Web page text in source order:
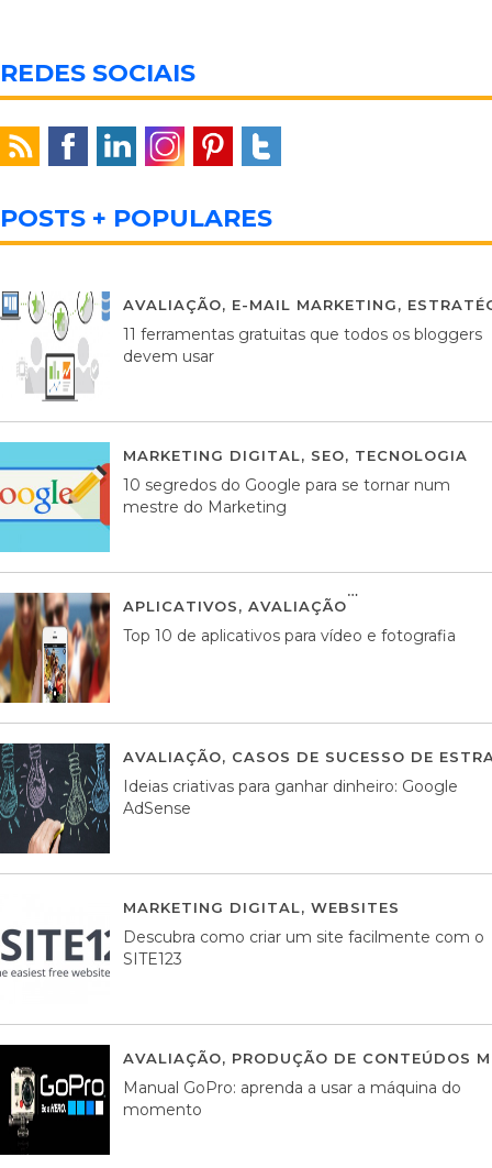
REDES SOCIAIS
POSTS + POPULARES
AVALIAÇÃO, E-MAIL MARKETING,
11 ferramentas gratuitas que todos os bloggers
devem usar
MARKETING DIGITAL, SEO, TECNOLOGIA
10 segredos do Google para se tornar num
mestre do Marketing
APLICATIVOS, AVALIAÇÃO
Top 10 de aplicativos para vídeo e fotografia
AVALIAÇÃO, CASOS DE SUCESSO DE
Ideias criativas para ganhar dinheiro: Google
AdSense
MARKETING DIGITAL, WEBSITES
Descubra como criar um site facilmente com o
SITE123
AVALIAÇÃO, PRODUÇÃO DE CONTEÚDOS
Manual GoPro: aprenda a usar a máquina do
momento